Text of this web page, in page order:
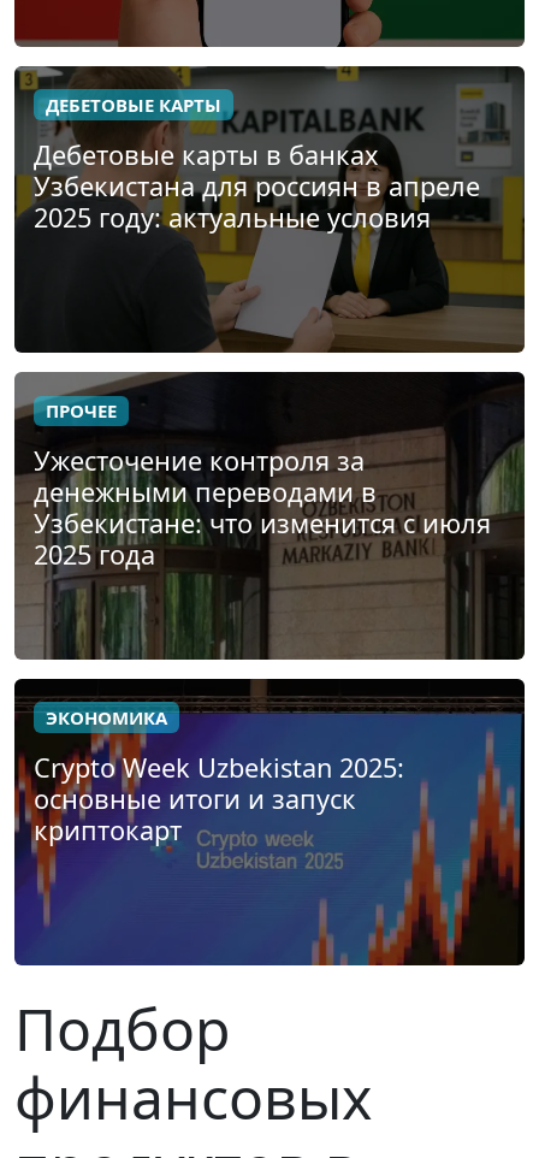
ДЕБЕТОВЫЕ КАРТЫ
Дебетовые карты в банках
Узбекистана для россиян в апреле
2025 году: актуальные условия
ПРОЧЕЕ
Ужесточение контроля за
денежными переводами в
Узбекистане: что изменится с июля
2025 года
ЭКОНОМИКА
Crypto Week Uzbekistan 2025:
основные итоги и запуск
криптокарт
Подбор
финансовых